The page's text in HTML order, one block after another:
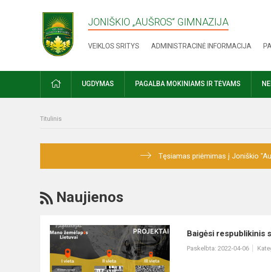
JONIŠKIO „AUŠROS“ GIMNAZIJA
VEIKLOS SRITYS ADMINISTRACINĖ INFORMACIJA
UGDYMAS PAGALBA MOKINIAMS IR TĖVAMS
Titulinis
Tęsiamas priėmimas į Joniškio
Naujienos
Baigėsi respublikinis
Paskelbta: 2022-04-06